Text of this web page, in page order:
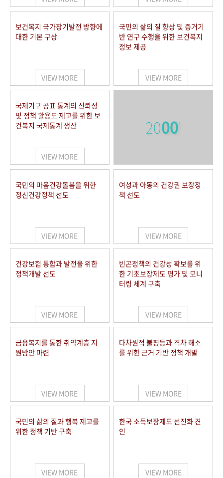
보건복지 국가장기발전 방향에
대한 기본 구상
VIEW MORE
국민의 삶의 질 향상 및 증거기
반 연구 수행을 위한 보건복지
정보 제공
VIEW MORE
국제기구 공표 통계의 신뢰성
및 정책 활용도 제고를 위한 보
건복지 국제통계 생산
VIEW MORE
2000'
국민의 마음건강돌봄을 위한
정신건강정책 선도
VIEW MORE
여성과 아동의 건강권 보장정
책 선도
VIEW MORE
건강보험 통합과 발전을 위한
정책개발 선도
VIEW MORE
빈곤정책의 건강성 확보를 위
한 기초보장제도 평가 및 모니
터링 체계 구축
VIEW MORE
금융복지를 통한 취약계층 지
원방안 마련
VIEW MORE
다차원적 불평등과 격차 해소
를 위한 근거 기반 정책 개발
VIEW MORE
국민의 삶의 질과 행복 제고를
위한 정책 기반 구축
VIEW MORE
한국 소득보장제도 선진화 견
인
VIEW MORE